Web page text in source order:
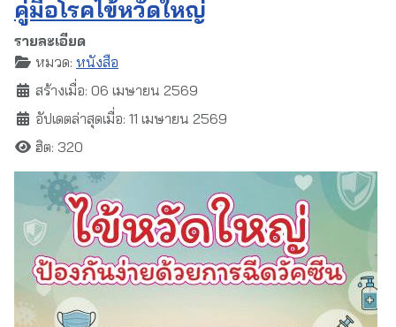
คู่มือโรคไข้หวัดใหญ่
รายละเอียด
หมวด: หนังสือ
สร้างเมื่อ: 06 เมษายน 2569
อัปเดตล่าสุดเมื่อ: 11 เมษายน 2569
ฮิต: 320